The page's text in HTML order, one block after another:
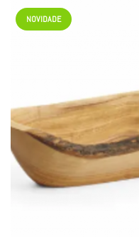
NOVIDADE